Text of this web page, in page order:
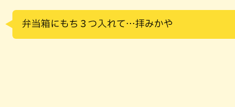
弁当箱にもち３つ入れて…拝みかや